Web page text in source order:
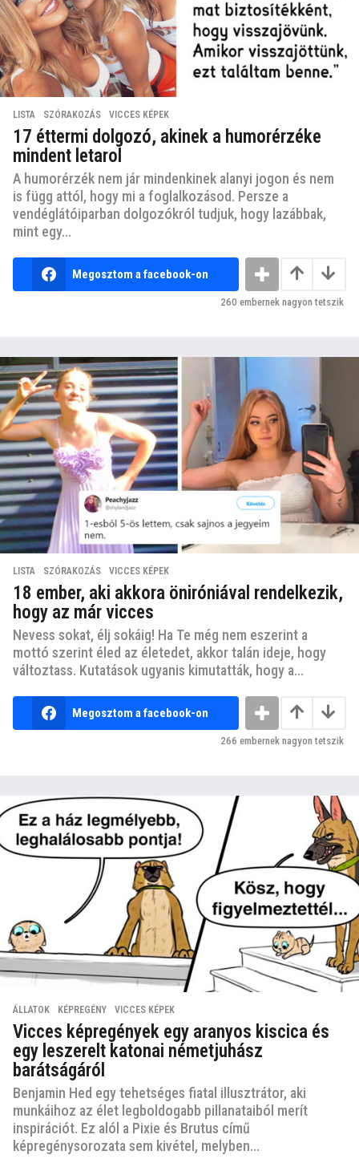
LISTA ,SZÓRAKOZÁS ,VICCES KÉPEK
17 éttermi dolgozó, akinek a humorérzéke
mindent letarol
A humorérzék nem jár mindenkinek alanyi jogon és nem
is függ attól, hogy mi a foglalkozásod. Persze a
vendéglátóiparban dolgozókról tudjuk, hogy lazábbak,
mint egy...
Megosztom a facebook-on
260 embernek nagyon tetszik
LISTA ,SZÓRAKOZÁS ,VICCES KÉPEK
18 ember, aki akkora öniróniával rendelkezik,
hogy az már vicces
Nevess sokat, élj sokáig! Ha Te még nem eszerint a
mottó szerint éled az életedet, akkor talán ideje, hogy
változtass. Kutatások ugyanis kimutatták, hogy a...
Megosztom a facebook-on
266 embernek nagyon tetszik
ÁLLATOK ,KÉPREGÉNY ,VICCES KÉPEK
Vicces képregények egy aranyos kiscica és
egy leszerelt katonai németjuhász
barátságáról
Benjamin Hed egy tehetséges fiatal illusztrátor, aki
munkáihoz az élet legboldogabb pillanataiból merít
inspirációt. Ez alól a Pixie és Brutus című
képregénysorozata sem kivétel, melyben...